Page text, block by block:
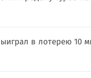
в лотерею 10